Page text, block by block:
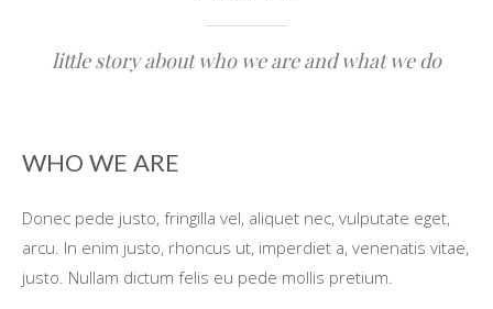
little story about who we are and what we do
WHO WE ARE
Donec pede justo, fringilla vel, aliquet nec, vulputate eget,
arcu. In enim justo, rhoncus ut, imperdiet a, venenatis vitae,
justo. Nullam dictum felis eu pede mollis pretium.